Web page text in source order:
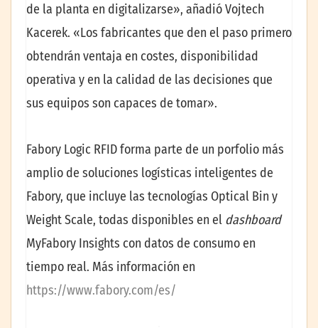
de la planta en digitalizarse», añadió Vojtech
Kacerek. «Los fabricantes que den el paso primero
obtendrán ventaja en costes, disponibilidad
operativa y en la calidad de las decisiones que
sus equipos son capaces de tomar».
Fabory Logic RFID forma parte de un porfolio más
amplio de soluciones logísticas inteligentes de
Fabory, que incluye las tecnologías Optical Bin y
Weight Scale, todas disponibles en el dashboard
MyFabory Insights con datos de consumo en
tiempo real. Más información en
https://www.fabory.com/es/